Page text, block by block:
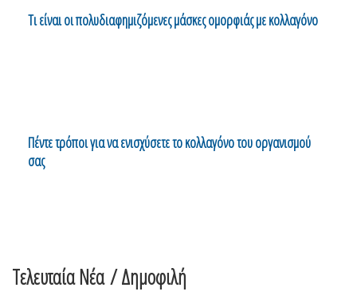
Τι είναι οι πολυδιαφημιζόμενες μάσκες ομορφιάς με κολλαγόνο
Πέντε τρόποι για να ενισχύσετε το κολλαγόνο του οργανισμού
σας
Τελευταία Νέα/ Δημοφιλή